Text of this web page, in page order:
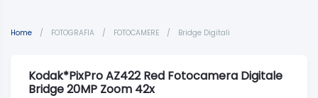
Home / FOTOGRAFIA / FOTOCAMERE / Bridge Digitali
Kodak*PixPro AZ422 Red Fotocamera Digitale
Bridge 20MP Zoom 42x